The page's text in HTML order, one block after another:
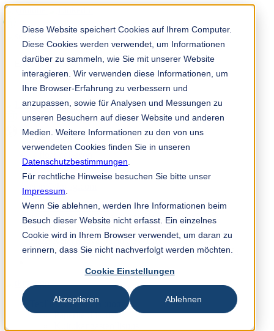
Diese Website speichert Cookies auf Ihrem Computer.
Diese Cookies werden verwendet, um Informationen
darüber zu sammeln, wie Sie mit unserer Website
interagieren. Wir verwenden diese Informationen, um
Ihre Browser-Erfahrung zu verbessern und
anzupassen, sowie für Analysen und Messungen zu
unseren Besuchern auf dieser Website und anderen
Medien. Weitere Informationen zu den von uns
verwendeten Cookies finden Sie in unseren
Datenschutzbestimmungen
Für rechtliche Hinweise besuchen Sie bitte unser
Impressum
Wenn Sie ablehnen, werden Ihre Informationen beim
Besuch dieser Website nicht erfasst. Ein einzelnes
Cookie wird in Ihrem Browser verwendet, um daran zu
erinnern, dass Sie nicht nachverfolgt werden möchten.
Cookie Einstellungen
Akzeptieren Ablehnen
TKM App
fi
+60 (3) 7875 - 7669
TKM Blades Malaysia SDN. BHD
Plaza Kelana Jaya, Jalan SS7/13A
47301 Petaling Jaya Petaling Jaya, Selangor, Malaysia
Teollisuudenalat ja tuotteet
Paperiteollisuus